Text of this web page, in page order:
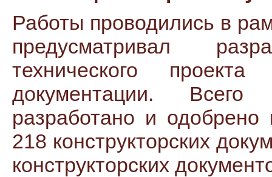
Работы проводились в
предусматривал
технического
документации.
разработано и
218 конструкторских
конструкторских